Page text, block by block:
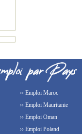
›› Emploi Maroc
›› Emploi Mauritanie
›› Emploi Oman
›› Emploi Poland